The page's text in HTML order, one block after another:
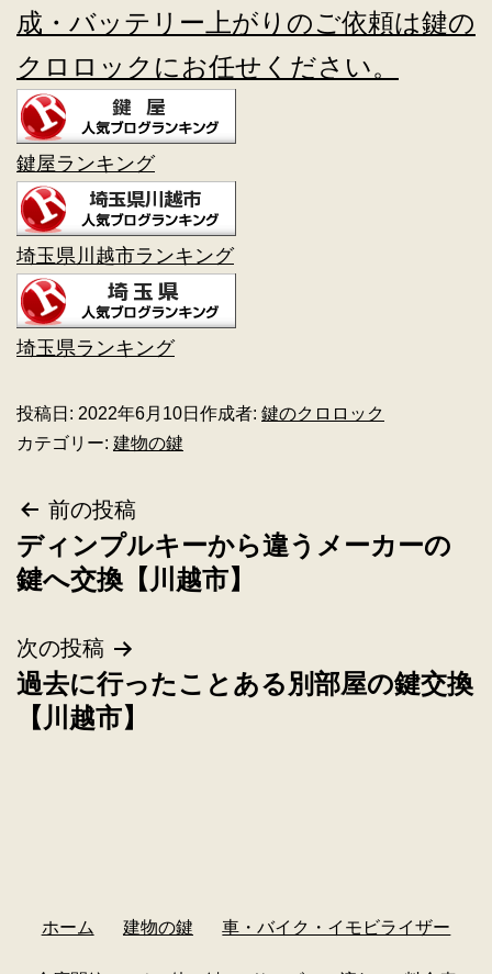
成・バッテリー上がりのご依頼は鍵の
クロロックにお任せください。
鍵屋ランキング
埼玉県川越市ランキング
埼玉県ランキング
投稿日: 2022年6月10日 作成者: 鍵のクロロック
カテゴリー: 建物の鍵
前の投稿
ディンプルキーから違うメーカーの
鍵へ交換【川越市】
次の投稿
過去に行ったことある別部屋の鍵交換
【川越市】
ホーム 建物の鍵 車・バイク・イモビライザー